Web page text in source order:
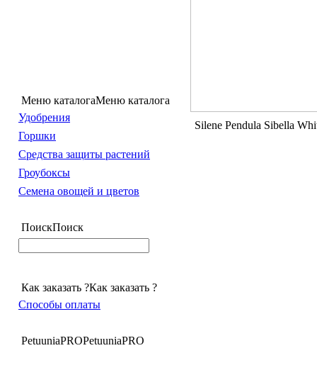
Меню каталогаМеню каталога
Удобрения
Горшки
Средства защиты растений
Гроубоксы
Семена овощей и цветов
ПоискПоиск
Как заказать ?Как заказать ?
Способы оплаты
PetuuniaPROPetuuniaPRO
Silene Pendula Sibella